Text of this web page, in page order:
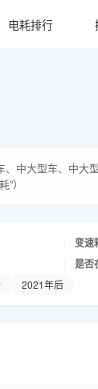
电耗排行
中大型车、中
）
变速
是否
2021年后